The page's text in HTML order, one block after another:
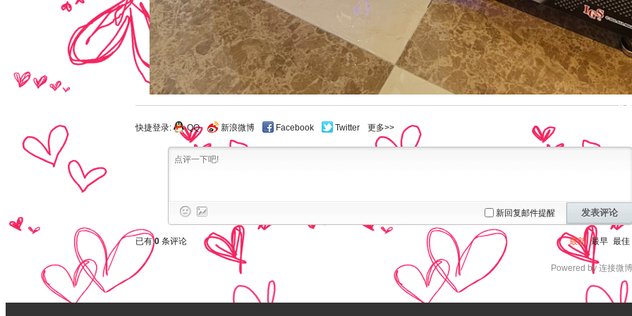
快捷登录: QQ 新浪微博 Facebook Twitter 更多>>
新回复邮件提醒 发表评论
已有0 条评论 最新 最早 最佳
Powered by 连接微博